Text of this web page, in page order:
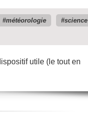
météorologie
science
utile (le tout en